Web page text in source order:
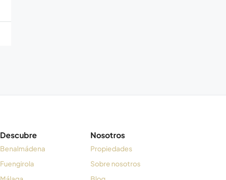
Descubre
Benalmádena
Fuengirola
Nosotros
Propiedades
Sobre nosotros